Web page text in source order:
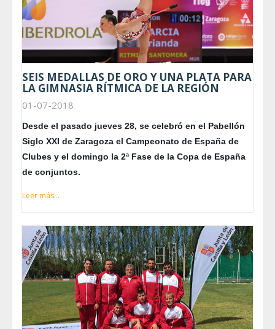
SEIS MEDALLAS DE ORO Y UNA PLATA PARA
LA GIMNASIA RÍTMICA DE LA REGIÓN
01-07-2018
Desde el pasado jueves 28, se celebró en el Pabellón
Siglo XXI de Zaragoza el Campeonato de España de
Clubes y el domingo la 2ª Fase de la Copa de España
de conjuntos.
Leer más...